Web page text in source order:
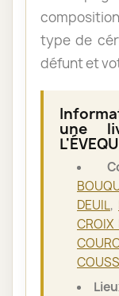
type de
défunt et
une
DEUIL,
CROIX